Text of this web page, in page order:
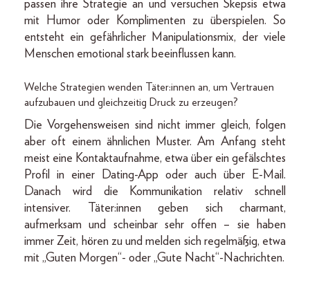
passen ihre Strategie an und versuchen Skepsis etwa
mit Humor oder Komplimenten zu überspielen. So
entsteht ein gefährlicher Manipulationsmix, der viele
Menschen emotional stark beeinflussen kann.
Welche Strategien wenden Täter:innen an, um Vertrauen
aufzubauen und gleichzeitig Druck zu erzeugen?
Die Vorgehensweisen sind nicht immer gleich, folgen
aber oft einem ähnlichen Muster. Am Anfang steht
meist eine Kontaktaufnahme, etwa über ein gefälschtes
Profil in einer Dating-App oder auch über E-Mail.
Danach wird die Kommunikation relativ schnell
intensiver. Täter:innen geben sich charmant,
aufmerksam und scheinbar sehr offen – sie haben
immer Zeit, hören zu und melden sich regelmäßig, etwa
mit „Guten Morgen“- oder „Gute Nacht“-Nachrichten.